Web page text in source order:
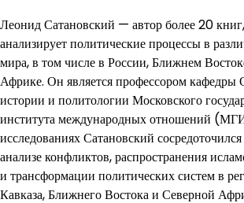
Леонид Сатановский — автор более 20
анализирует политические процессы в
мира, в том числе в России, Ближнем
Африке. Он является профессором кафедры
истории и политологии Московского
института международных отношений
исследованиях Сатановский
анализе конфликтов, распространения
и трансформации политических систем в
Кавказа, Ближнего Востока и Северной